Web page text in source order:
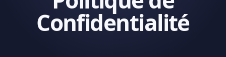
Confidentialité